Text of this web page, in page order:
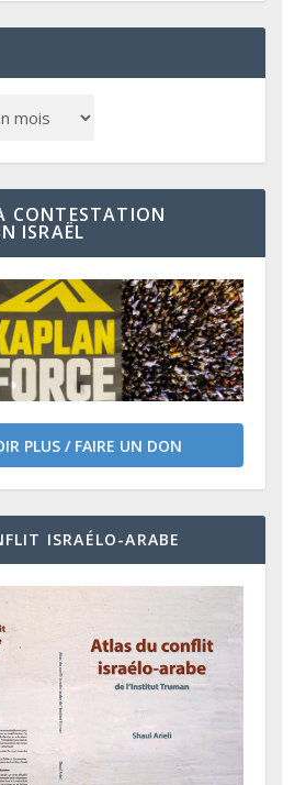
CONTESTATION
ISRAËL
PLUS / FAIRE UN DON
ISRAÉLO-ARABE